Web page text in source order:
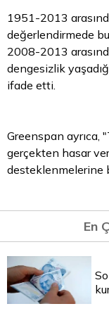
1951-2013
değerlendirmede
2008-2013
dengesizlik
ifade etti.
Greenspan ayrıca,
gerçekten hasar
desteklenmelerine
En